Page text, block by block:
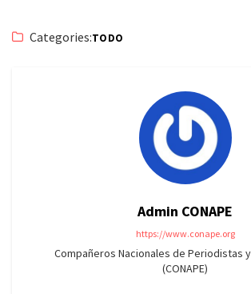
Categories:TODO
Admin CONAPE
https://www.conape.org
Compañeros Nacionales de Periodistas
(CONAPE)